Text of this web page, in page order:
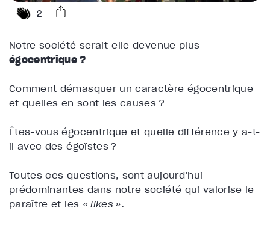
2
Notre société serait-elle devenue plus
égocentrique ?
Comment démasquer un caractère égocentrique
et quelles en sont les causes ?
Êtes-vous égocentrique et quelle différence y a-t-
il avec des égoïstes ?
Toutes ces questions, sont aujourd’hui
prédominantes dans notre société qui valorise le
paraître et les « likes ».